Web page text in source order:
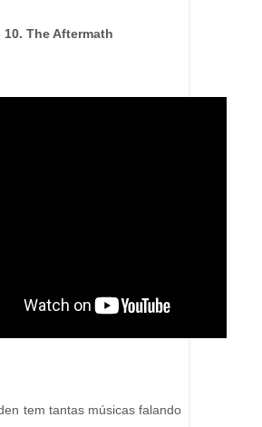
10. The Aftermath
tem tantas músicas falando